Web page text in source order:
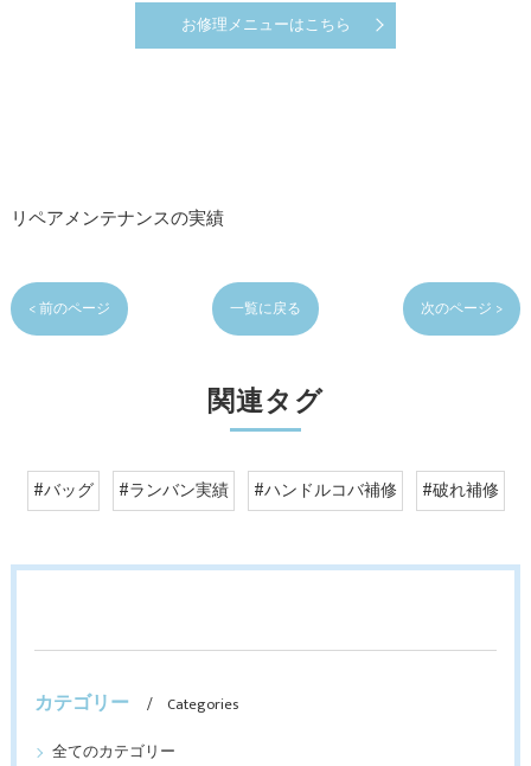
お修理メニューはこちら
リペアメンテナンスの実績
< 前のページ 一覧に戻る 次のページ >
関連タグ
#バッグ #ランバン実績 #ハンドルコバ補修 #破れ補修
カテゴリー
Categories
全てのカテゴリー